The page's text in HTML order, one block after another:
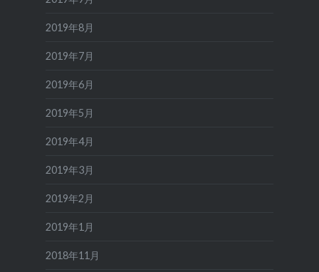
2019年8月
2019年7月
2019年6月
2019年5月
2019年4月
2019年3月
2019年2月
2019年1月
2018年11月